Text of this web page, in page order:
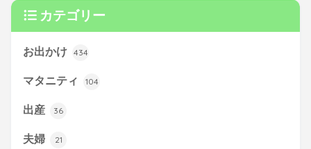
カテゴリー
お出かけ 434
マタニティ 104
出産 36
夫婦 21